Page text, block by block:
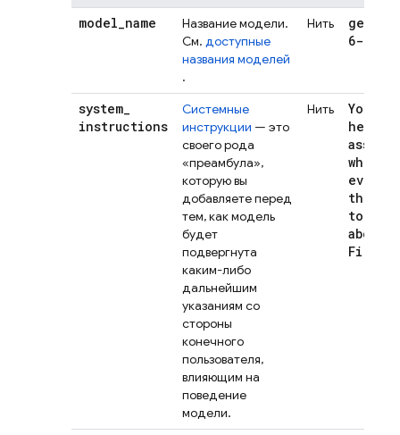
model_name
Название модели.
См. доступные
названия моделей
.
Нить
6-flash
system_
instructions
Системные
инструкции — это
своего рода
«преамбула»,
которую вы
добавляете перед
тем, как модель
будет
подвергнута
каким-либо
дальнейшим
указаниям со
стороны
конечного
пользователя,
влияющим на
поведение
модели.
Нить
You
helpful
who
there
to know
about